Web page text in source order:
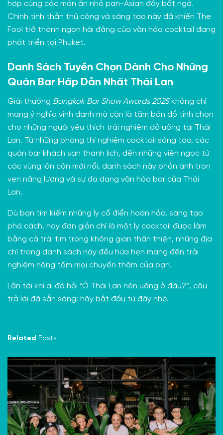
hợp cùng các món ăn nhỏ pan-Asian đầy bất ngờ.
Chính tinh thần thủ công và sáng tạo này đã khiến The
Fool trở thành ngọn hải đăng của văn hóa cocktail đang
phát triển tại Phuket.
Danh Sách Tuyển Chọn Dành Cho Những
Quán Bar Hấp Dẫn Nhất Thái Lan
Giải thưởng Bangkok Bar Show Awards 2025 không chỉ
mang ý nghĩa vinh danh mà còn là tấm bản đồ tinh chọn
cho những người yêu thích trải nghiệm đồ uống tại Thái
Lan. Từ những phòng thí nghiệm cocktail sáng tạo, các
quán bar khách sạn thanh lịch, đến những viên ngọc từ
các vùng lân cận mới nổi, danh sách này phản ánh trọn
vẹn năng lượng và sự đa dạng văn hóa bar của Thái
Lan.
Dù bạn tìm kiếm những ly cổ điển hoàn hảo, sáng tạo
phá cách, hay đơn giản chỉ là một ly cocktail được làm
bằng cả trái tim trong không gian thân thiện, những địa
chỉ trong danh sách này đều hứa hẹn mang đến trải
nghiệm nâng tầm mọi chuyến thăm của bạn.
Lần tới khi ai đó hỏi “Ở Thái Lan nên uống ở đâu?”, câu
trả lời đã sẵn sàng: hãy bắt đầu từ đây nhé.
Related Posts